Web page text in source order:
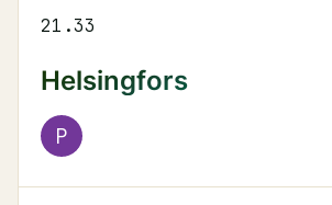
21.33
Helsingfors
P